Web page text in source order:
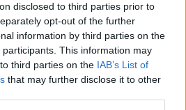
disclosed to third parties prior to
opt-out of the further
information by third parties on the
participants. This information may
third parties on the IAB’s List of
that may further disclose it to other
σύμβουλος
στην πολωνική αγορά
του EFA GROUP στη Fractal
αμυντικών